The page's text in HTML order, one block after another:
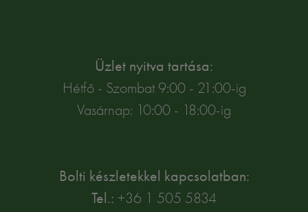
Üzlet nyitva tartása:
Hétfő - Szombat 9:00 - 21:00-ig
Vasárnap: 10:00 - 18:00-ig
Bolti készletekkel kapcsolatban:
Tel.: +36 1 505 5834